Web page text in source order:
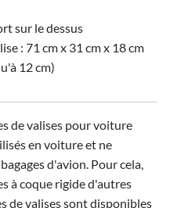
sur le dessus
: 71 cm x 31 cm x 18 cm
12 cm)
de valises pour voiture
en voiture et ne
d'avion. Pour cela,
à coque rigide d'autres
de valises sont disponibles